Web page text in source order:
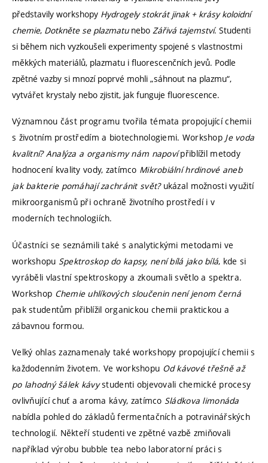
představily workshopy Hydrogely stokrát jinak + krásy koloidní
chemie, Dotkněte se plazmatu nebo Zářivá tajemství. Studenti
si během nich vyzkoušeli experimenty spojené s vlastnostmi
měkkých materiálů, plazmatu i fluorescenčních jevů. Podle
zpětné vazby si mnozí poprvé mohli „sáhnout na plazmu“,
vytvářet krystaly nebo zjistit, jak funguje fluorescence.
Významnou část programu tvořila témata propojující chemii
s životním prostředím a biotechnologiemi. Workshop Je voda
kvalitní? Analýza a organismy nám napoví přiblížil metody
hodnocení kvality vody, zatímco Mikrobiální hrdinové aneb
jak bakterie pomáhají zachránit svět? ukázal možnosti využití
mikroorganismů při ochraně životního prostředí i v
moderních technologiích.
Účastníci se seznámili také s analytickými metodami ve
workshopu Spektroskop do kapsy, není bílá jako bílá, kde si
vyráběli vlastní spektroskopy a zkoumali světlo a spektra.
Workshop Chemie uhlíkových sloučenin není jenom černá
pak studentům přiblížil organickou chemii praktickou a
zábavnou formou.
Velký ohlas zaznamenaly také workshopy propojující chemii s
každodenním životem. Ve workshopu Od kávové třešně až
po lahodný šálek kávystudenti objevovali chemické procesy
ovlivňující chuť a aroma kávy, zatímco Sládkova limonáda
nabídla pohled do základů fermentačních a potravinářských
technologií. Někteří studenti ve zpětné vazbě zmiňovali
například výrobu bubble tea nebo laboratorní práci s